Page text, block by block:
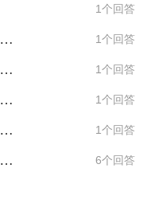
1个回答
1个回答
1个回答
1个回答
1个回答
6个回答